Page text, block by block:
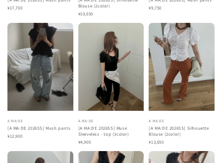
¥17,700
Blouse (2color)
¥10,650
¥9,750
A MA:DE
[A MA:DE 2026SS] Mush pants
¥12,900
A MA:DE
[A MA:DE 2026SS] Muse
Sleeveless - top (3color)
¥4,900
A MA:DE
[A MA:DE 2026SS] Silhouette
Blouse (2color)
¥13,650